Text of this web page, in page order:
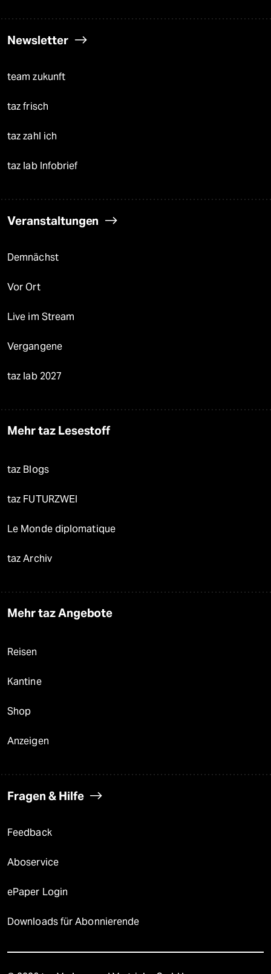
Newsletter
team zukunft
taz frisch
taz zahl ich
taz lab Infobrief
Veranstaltungen
Demnächst
Vor Ort
Live im Stream
Vergangene
taz lab 2027
Mehr taz Lesestoff
taz Blogs
taz FUTURZWEI
Le Monde diplomatique
taz Archiv
Mehr taz Angebote
Reisen
Kantine
Shop
Anzeigen
Fragen & Hilfe
Feedback
Aboservice
ePaper Login
Downloads für Abonnierende